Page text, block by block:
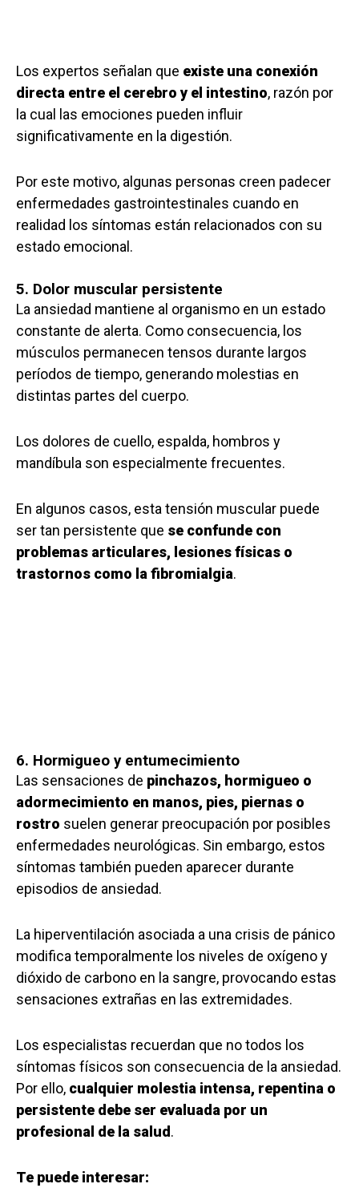
Los expertos señalan que existe una conexión
directa entre el cerebro y el intestino, razón por
la cual las emociones pueden influir
significativamente en la digestión.
Por este motivo, algunas personas creen padecer
enfermedades gastrointestinales cuando en
realidad los síntomas están relacionados con su
estado emocional.
5. Dolor muscular persistente
La ansiedad mantiene al organismo en un estado
constante de alerta. Como consecuencia, los
músculos permanecen tensos durante largos
períodos de tiempo, generando molestias en
distintas partes del cuerpo.
Los dolores de cuello, espalda, hombros y
mandíbula son especialmente frecuentes.
En algunos casos, esta tensión muscular puede
ser tan persistente que se confunde con
problemas articulares, lesiones físicas o
trastornos como la fibromialgia.
6. Hormigueo y entumecimiento
Las sensaciones de pinchazos, hormigueo o
adormecimiento en manos, pies, piernas o
rostro suelen generar preocupación por posibles
enfermedades neurológicas. Sin embargo, estos
síntomas también pueden aparecer durante
episodios de ansiedad.
La hiperventilación asociada a una crisis de pánico
modifica temporalmente los niveles de oxígeno y
dióxido de carbono en la sangre, provocando estas
sensaciones extrañas en las extremidades.
Los especialistas recuerdan que no todos los
síntomas físicos son consecuencia de la ansiedad.
Por ello, cualquier molestia intensa, repentina o
persistente debe ser evaluada por un
profesional de la salud .
Te puede interesar: